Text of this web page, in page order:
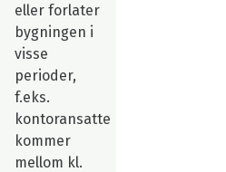
eller forlater
bygningen i
visse
perioder,
f.eks.
kontoransatte
kommer
mellom kl.